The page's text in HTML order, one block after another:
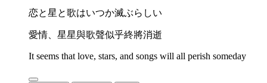
恋と星と歌はいつか滅ぶらしい
愛情、星星與歌聲似乎終將消逝
It seems that love, stars, and songs will all perish someday